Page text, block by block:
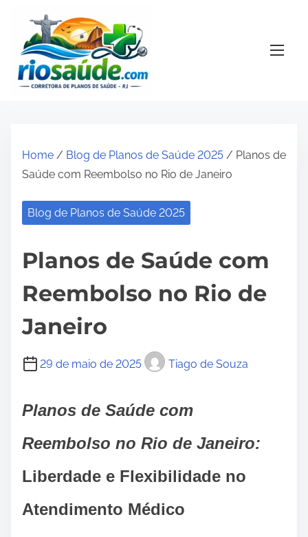
Home / Blog de Planos de Saúde 2025 / Planos de
Saúde com Reembolso no Rio de Janeiro
Blog de Planos de Saúde 2025
Planos de Saúde com
Reembolso no Rio de
Janeiro
29 de maio de 2025 Tiago de Souza
Planos de Saúde com
Reembolso no Rio de Janeiro:
Liberdade e Flexibilidade no
Atendimento Médico